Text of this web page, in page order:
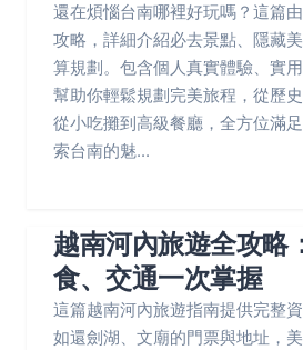
還在煩惱台南哪裡好玩嗎？這篇
攻略，詳細介紹必去景點、隱藏
算規劃。包含個人真實體驗、實
幫助你輕鬆規劃完美旅程，從歷
從小吃攤到高級餐廳，全方位滿
索台南的魅...
越南河內旅遊全攻略
食、交通一次掌握
這篇越南河內旅遊指南提供完整
如還劍湖、文廟的門票與地址，